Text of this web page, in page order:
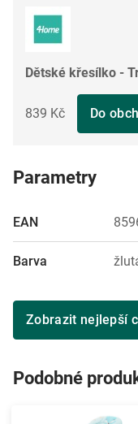
Dětské křesílko -
839 Kč Do
Parametry
EAN
Barva
Zobrazit nejlepší
Podobné